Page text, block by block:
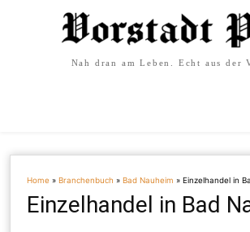
Nah dran am Leben. Echt aus der
Home »Branchenbuch »Bad Nauheim »Einzelhandel in
Einzelhandel in Bad